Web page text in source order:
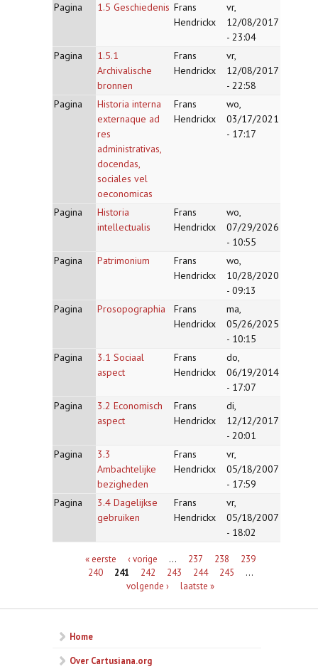
Pagina
1.5 Geschiedenis Frans
Hendrickx
vr,
12/08/2017
- 23:04
Pagina
1.5.1
Archivalische
bronnen
Frans
Hendrickx
vr,
12/08/2017
- 22:58
Pagina
Historia interna
externaque ad
res
administrativas,
docendas,
sociales vel
oeconomicas
Frans
Hendrickx
wo,
03/17/2021
- 17:17
Pagina
Historia
intellectualis
Frans
Hendrickx
wo,
07/29/2026
- 10:55
Pagina
Patrimonium
Frans
Hendrickx
wo,
10/28/2020
- 09:13
Pagina
Prosopographia
Frans
Hendrickx
ma,
05/26/2025
- 10:15
Pagina
3.1 Sociaal
aspect
Frans
Hendrickx
do,
06/19/2014
- 17:07
Pagina
3.2 Economisch
aspect
Frans
Hendrickx
di,
12/12/2017
- 20:01
Pagina
3.3
Ambachtelijke
bezigheden
Frans
Hendrickx
vr,
05/18/2007
- 17:59
Pagina
3.4 Dagelijkse
gebruiken
Frans
Hendrickx
vr,
05/18/2007
- 18:02
Pagina's« eerste ‹ vorige … 237 238
239
240
241 242 243 244 245
…
volgende ›
laatste »
Home
Over Cartusiana.org